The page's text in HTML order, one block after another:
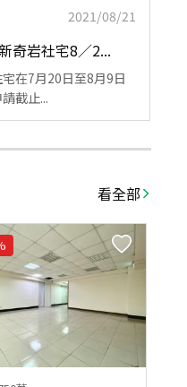
2021/08/21
奇岩社宅8／2...
在7月20日至8月9日
截止...
看全部